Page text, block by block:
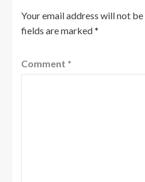
Your email address will not
fields are marked*
Comment *